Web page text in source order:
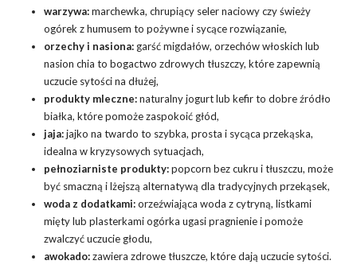
warzywa:marchewka, chrupiący seler naciowy czy świeży
ogórek z humusem to pożywne i sycące rozwiązanie,
orzechy i nasiona: garść migdałów, orzechów włoskich lub
nasion chia to bogactwo zdrowych tłuszczy, które zapewnią
uczucie sytości na dłużej,
produkty mleczne:naturalny jogurt lub kefir to dobre źródło
białka, które pomoże zaspokoić głód,
jaja:jajko na twardo to szybka, prosta i sycąca przekąska,
idealna w kryzysowych sytuacjach,
pełnoziarniste produkty:popcorn bez cukru i tłuszczu, może
być smaczną i lżejszą alternatywą dla tradycyjnych przekąsek,
woda z dodatkami:orzeźwiająca woda z cytryną, listkami
mięty lub plasterkami ogórka ugasi pragnienie i pomoże
zwalczyć uczucie głodu,
awokado:zawiera zdrowe tłuszcze, które dają uczucie sytości.